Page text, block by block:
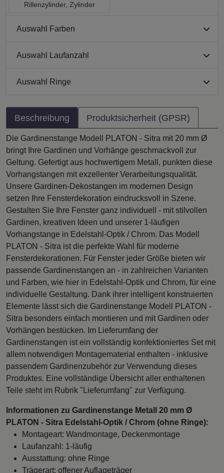
Rillenzylinder, Zylinder
Auswahl Farben
Auswahl Laufanzahl
Auswahl Ringe
Beschreibung Produktsicherheit (GPSR)
Die Gardinenstange Modell PLATON - Sitra mit 20 mm Ø
bringt Ihre Gardinen und Vorhänge geschmackvoll zur
Geltung. Gefertigt aus hochwertigem Metall, punkten diese
Vorhangstangen mit exzellenter Verarbeitungsqualität.
Unsere Gardinen-Dekostangen im modernen Design
setzen Ihre Fensterdekoration eindrucksvoll in Szene.
Gestalten Sie Ihre Fenster ganz individuell - mit stilvollen
Gardinen, kreativen Ideen und unserer 1-läufigen
Vorhangstange in Edelstahl-Optik / Chrom. Das Modell
PLATON - Sitra ist die perfekte Wahl für moderne
Fensterdekorationen. Für Fenster jeder Größe bieten wir
passende Gardinenstangen an - in zahlreichen Varianten
und Farben, wie hier in Edelstahl-Optik und Chrom, für eine
individuelle Gestaltung. Dank ihrer intelligent konstruierten
Elemente lässt sich die Gardinenstange Modell PLATON -
Sitra besonders einfach montieren und mit Gardinen oder
Vorhängen bestücken. Im Lieferumfang der
Gardinenstangen ist ein vollständig konfektioniertes Set mit
allem notwendigen Montagematerial enthalten - inklusive
passendem Gardinenzubehör zur Verwendung dieses
Produktes. Eine vollständige Übersicht aller enthaltenen
Teile steht im Rubrik "Lieferumfang" zur Verfügung.
Informationen zu Gardinenstange Metall 20 mm Ø
PLATON - Sitra Edelstahl-Optik / Chrom (ohne Ringe):
Montageart: Wandmontage, Deckenmontage
Laufanzahl: 1-läufig
Ausstattung: ohne Ringe
Trägerart: offener Auflageträger